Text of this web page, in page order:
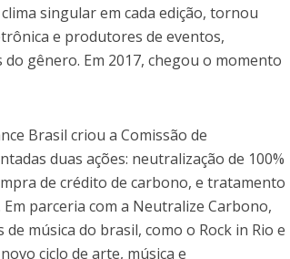
singular em cada edição, tornou
e produtores de eventos,
gênero. Em 2017, chegou o momento
Brasil criou a Comissão de
duas ações: neutralização de 100%
de crédito de carbono, e tratamento
parceria com a Neutralize Carbono,
música do brasil, como o Rock in Rio e
ciclo de arte, música e